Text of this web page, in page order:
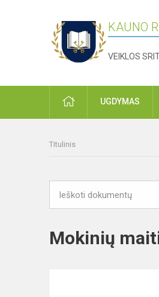
KAUNO
VEIKLOS
PRADŽIAUGDYMAS
Titulinis
Mokinių